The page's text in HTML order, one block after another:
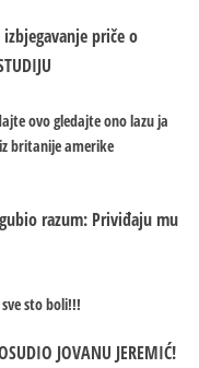
priče o
ovo gledajte ono lazu ja
britanije amerike
razum: Priviđaju mu
sto boli!!!
JOVANU JEREMIĆ!